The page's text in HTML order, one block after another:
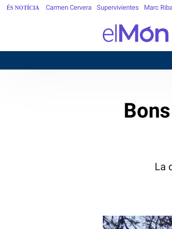
ÉS NOTÍCIA Carmen Cervera Supervivientes Marc
La